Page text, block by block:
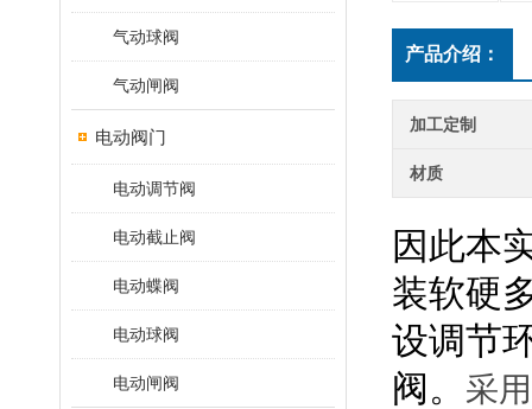
气动球阀
气动闸阀
电动阀门
电动调节阀
电动截止阀
电动蝶阀
电动球阀
电动闸阀
产品介绍：
加工定制
材质
因此本
装软硬
设调节
阀。 采